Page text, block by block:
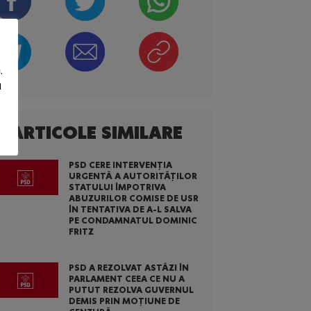
ARTICOLE SIMILARE
PSD CERE INTERVENȚIA
URGENTĂ A AUTORITĂȚILOR
STATULUI ÎMPOTRIVA
ABUZURILOR COMISE DE USR
ÎN TENTATIVA DE A-L SALVA
PE CONDAMNATUL DOMINIC
FRITZ
PSD A REZOLVAT ASTĂZI ÎN
PARLAMENT CEEA CE NU A
PUTUT REZOLVA GUVERNUL
DEMIS PRIN MOȚIUNE DE